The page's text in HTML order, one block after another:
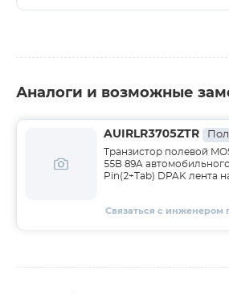
Аналоги и возможные
AUIRLR3705ZTR
Транзистор полевой
55В 89A
Pin(2+Tab) DPAK лента
Связаться с